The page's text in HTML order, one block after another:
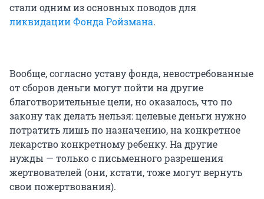
стали одним из основных поводов для
ликвидации Фонда Ройзмана.
Вообще, согласно уставу фонда, невостребованные
от сборов деньги могут пойти на другие
благотворительные цели, но оказалось, что по
закону так делать нельзя: целевые деньги нужно
потратить лишь по назначению, на конкретное
лекарство конкретному ребенку. На другие
нужды — только с письменного разрешения
жертвователей (они, кстати, тоже могут вернуть
свои пожертвования).